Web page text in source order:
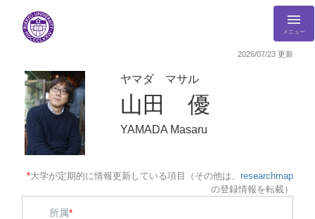
メニュー
2026/07/23 更新
ヤマダ マサル
山田 優
YAMADA Masaru
*大学が定期的に情報更新している項目（その他は、 researchmap
の登録情報を転載）
所属*